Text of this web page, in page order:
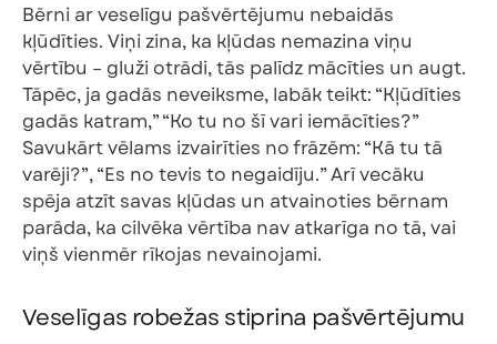
Bērni ar veselīgu pašvērtējumu nebaidās
kļūdīties. Viņi zina, ka kļūdas nemazina viņu
vērtību – gluži otrādi, tās palīdz mācīties un augt.
Tāpēc, ja gadās neveiksme, labāk teikt: “Kļūdīties
gadās katram,” “Ko tu no šī vari iemācīties?”
Savukārt vēlams izvairīties no frāzēm: “Kā tu tā
varēji?”, “Es no tevis to negaidīju.” Arī vecāku
spēja atzīt savas kļūdas un atvainoties bērnam
parāda, ka cilvēka vērtība nav atkarīga no tā, vai
viņš vienmēr rīkojas nevainojami.
Veselīgas robežas stiprina pašvērtējumu